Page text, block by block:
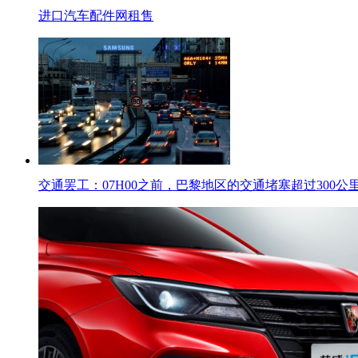
进口汽车配件网租售
交通罢工：07H00之前，巴黎地区的交通堵塞超过300公